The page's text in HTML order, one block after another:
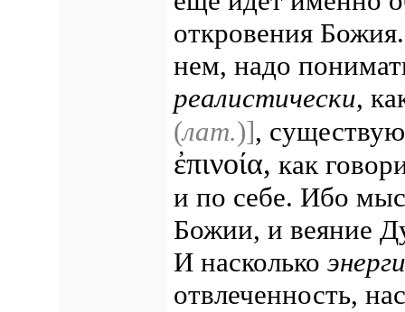
откровения
нем, надо
реалистически,
(лат.)],
ἐπινοία, как
и по себе. Ибо
Божии, и веяние
И насколько
отвлеченность,